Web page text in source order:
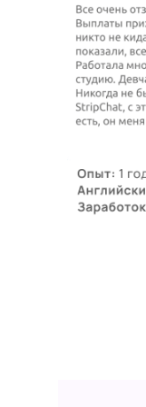
видео
Уютный
работе